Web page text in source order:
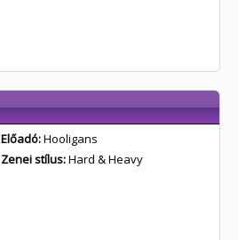
Előadó:Hooligans
Zenei stílus:Hard & Heavy